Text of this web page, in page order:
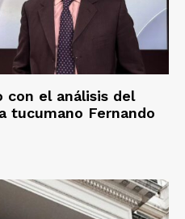
el análisis del
tucumano Fernando